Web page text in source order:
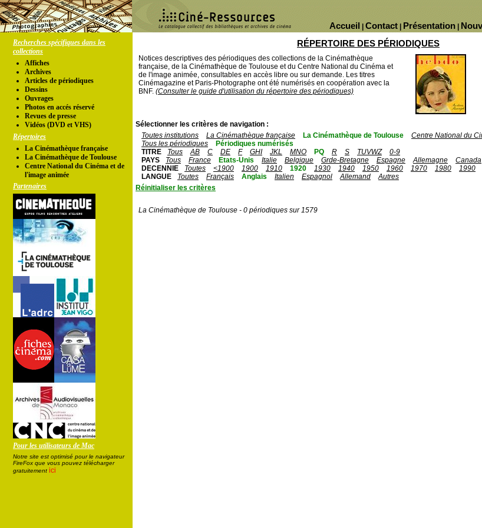
Présentation
Contact
Accueil
Recherches spécifiques dans les
collections
Affiches
Archives
Articles de périodiques
Dessins
Ouvrages
Photos en accés réservé
Revues de presse
Vidéos (DVD et VHS)
Répertoires
La Cinémathèque française
La Cinémathèque de Toulouse
Centre National du Cinéma et de
l'image animée
Partenaires
Pour les utilisateurs de Mac
Notre site est optimisé pour le navigateur
FireFox que vous pouvez télécharger
gratuitement ici
RÉPERTOIRE DES PÉRIODIQUES
Notices descriptives des périodiques des collections de la Cinémathèque
française, de la Cinémathèque de Toulouse et du Centre National du Cinéma et
de l'image animée, consultables en accès libre ou sur demande. Les titres
Cinémagazine et Paris-Photographe ont été numérisés en coopération avec la
BNF. (Consulter le guide d'utilisation du répertoire des périodiques)
Sélectionner les critères de navigation :
Toutes institutions
La Cinémathèque française La Cinémathèque de Toulouse
Centre National du
Tous les périodiques
Périodiques numérisés
TITRE
Tous AB C DE F GHI JKL MNO PQ R S TUVWZ
0-9
PAYS
Tous France Etats-Unis Italie Belgique Grde-Bretagne Espagne Allemagne Canada
DECENNIE
Toutes <1900 1900 1910 1920 1930 1940 1950 1960 1970 1980 1990
LANGUE
Toutes Français Anglais Italien Espagnol Allemand
Autres
Réinitialiser les critères
La Cinémathèque de Toulouse - 0 périodiques sur 1579